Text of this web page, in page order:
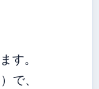
す。
で、